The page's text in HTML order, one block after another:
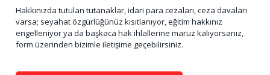
Hakkınızda tutulan tutanaklar, idari para cezaları, ceza davaları
varsa; seyahat özgürlüğünüz kısıtlanıyor, eğitim hakkınız
engelleniyor ya da başkaca hak ihlallerine maruz kalıyorsanız,
form üzerinden bizimle iletişime geçebilirsiniz.